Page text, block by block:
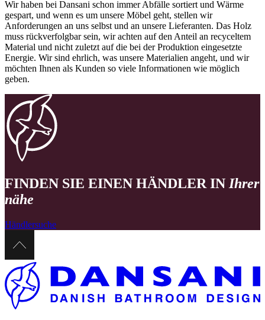
Wir haben bei Dansani schon immer Abfälle sortiert und Wärme
gespart, und wenn es um unsere Möbel geht, stellen wir
Anforderungen an uns selbst und an unsere Lieferanten. Das Holz
muss rückverfolgbar sein, wir achten auf den Anteil an recyceltem
Material und nicht zuletzt auf die bei der Produktion eingesetzte
Energie. Wir sind ehrlich, was unsere Materialien angeht, und wir
möchten Ihnen als Kunden so viele Informationen wie möglich
geben.
FINDEN SIE EINEN HÄNDLER IN Ihrer
nähe
Händlersuche